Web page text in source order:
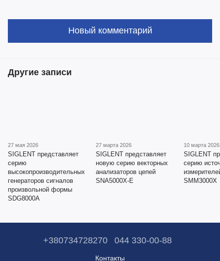
Новый комментарий
Другие записи
27 мая 2026
SIGLENT представляет
серию
высокопроизводительных
генераторов сигналов
произвольной формы
SDG8000A
27 марта 2026
SIGLENT представляет
новую серию векторных
анализаторов цепей
SNA5000X-E
10 марта 2026
SIGLENT
серию
SMM3000X
+380734728270 044 330-00-88
Контакты